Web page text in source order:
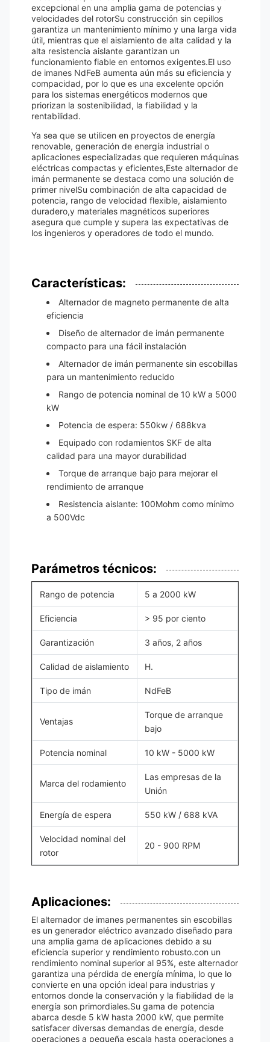
excepcional en una amplia gama de potencias y
velocidades del rotorSu construcción sin cepillos
garantiza un mantenimiento mínimo y una larga vida
útil, mientras que el aislamiento de alta calidad y la
alta resistencia aislante garantizan un
funcionamiento fiable en entornos exigentes.El uso
de imanes NdFeB aumenta aún más su eficiencia y
compacidad, por lo que es una excelente opción
para los sistemas energéticos modernos que
priorizan la sostenibilidad, la fiabilidad y la
rentabilidad.
Ya sea que se utilicen en proyectos de energía
renovable, generación de energía industrial o
aplicaciones especializadas que requieren máquinas
eléctricas compactas y eficientes,Este alternador de
imán permanente se destaca como una solución de
primer nivelSu combinación de alta capacidad de
potencia, rango de velocidad flexible, aislamiento
duradero,y materiales magnéticos superiores
asegura que cumple y supera las expectativas de
los ingenieros y operadores de todo el mundo.
Características:
Alternador de magneto permanente de alta
eficiencia
Diseño de alternador de imán permanente
compacto para una fácil instalación
Alternador de imán permanente sin escobillas
para un mantenimiento reducido
Rango de potencia nominal de 10 kW a 5000
kW
Potencia de espera: 550kw / 688kva
Equipado con rodamientos SKF de alta
calidad para una mayor durabilidad
Torque de arranque bajo para mejorar el
rendimiento de arranque
Resistencia aislante: 100Mohm como mínimo
a 500Vdc
Parámetros técnicos:
Rango de potencia 5 a 2000 kW
Eficiencia > 95 por ciento
Garantización 3 años, 2 años
Calidad de aislamiento H.
Tipo de imán NdFeB
Ventajas
Torque de arranque
bajo
Potencia nominal 10 kW - 5000 kW
Marca del rodamiento
Las empresas de la
Unión
Energía de espera 550 kW / 688 kVA
Velocidad nominal del
rotor
20 - 900 RPM
Aplicaciones:
El alternador de imanes permanentes sin escobillas
es un generador eléctrico avanzado diseñado para
una amplia gama de aplicaciones debido a su
eficiencia superior y rendimiento robusto.con un
rendimiento nominal superior al 95%, este alternador
garantiza una pérdida de energía mínima, lo que lo
convierte en una opción ideal para industrias y
entornos donde la conservación y la fiabilidad de la
energía son primordiales.Su gama de potencia
abarca desde 5 kW hasta 2000 kW, que permite
satisfacer diversas demandas de energía, desde
operaciones a pequeña escala hasta operaciones a